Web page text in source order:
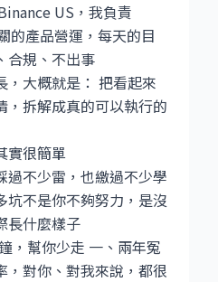
US，我負責
的產品營運，每天的目
合規、不出事
，大概就是： 把看起來
，拆解成真的可以執行的
實很簡單
過不少雷，也繳過不少學
坑不是你不夠努力，是沒
長什麼樣子
，幫你少走 一、兩年冤
，對你、對我來說，都很